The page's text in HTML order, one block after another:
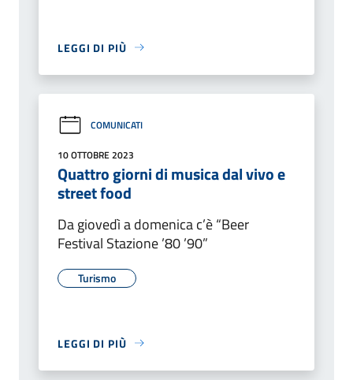
LEGGI DI PIÙ
COMUNICATI
10 OTTOBRE 2023
Quattro giorni di musica dal vivo e
street food
Da giovedì a domenica c’è “Beer
Festival Stazione ’80 ’90”
Turismo
LEGGI DI PIÙ